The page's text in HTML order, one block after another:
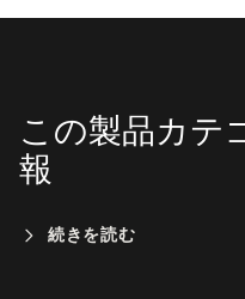
この製品カテ
報
続きを読む